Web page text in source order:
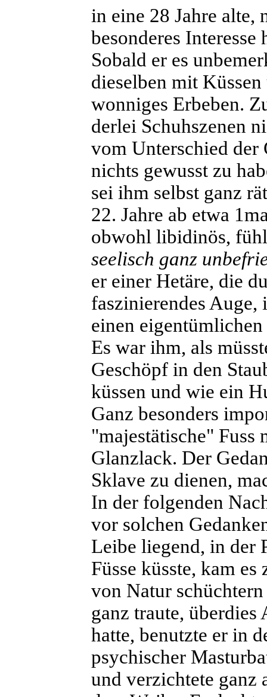
in eine 28 Jahre alte,
besonderes
Sobald er es
dieselben mit
wonniges Erbeben.
derlei Schuhszenen
vom Unterschied der
nichts gewusst zu
sei ihm selbst ganz
22. Jahre ab etwa
obwohl libidinös,
seelisch ganz
er einer Hetäre, die
faszinierendes Auge,
einen
Es war ihm, als
Geschöpf in den
küssen und wie ein
Ganz besonders
"majestätische" Fuss
Glanzlack. Der
Sklave zu dienen,
In der folgenden
vor solchen
Leibe liegend, in der
Füsse küsste, kam
von Natur
ganz traute,
hatte, benutzte er in
psychischer
und verzichtete